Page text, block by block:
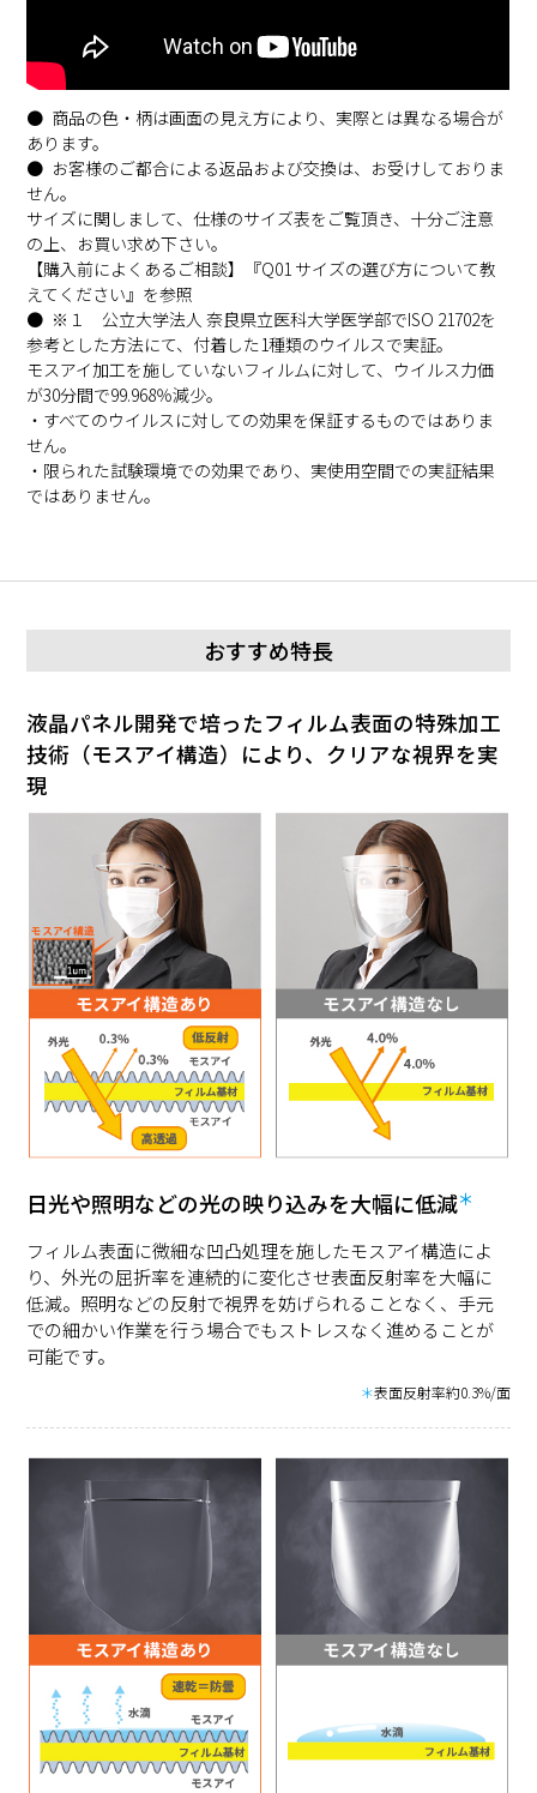
商品の色・柄は画面の見え方により、実際とは異なる場合が
あります。
お客様のご都合による返品および交換は、お受けしておりま
せん。
サイズに関しまして、仕様のサイズ表をご覧頂き、十分ご注意
の上、お買い求め下さい。
【購入前によくあるご相談】『Q01 サイズの選び方について教
えてください』 を参照
※１ 公立大学法人 奈良県立医科大学医学部でISO 21702を
参考とした方法にて、付着した1種類のウイルスで実証。
モスアイ加工を施していないフィルムに対して、ウイルス力価
が30分間で99.968％減少。
・すべてのウイルスに対しての効果を保証するものではありま
せん。
・限られた試験環境での効果であり、実使用空間での実証結果
ではありません。
おすすめ特長
液晶パネル開発で培ったフィルム表面の特殊加工
技術（モスアイ構造）により、クリアな視界を実
現
日光や照明などの光の映り込みを大幅に低減＊
フィルム表面に微細な凹凸処理を施したモスアイ構造によ
り、外光の屈折率を連続的に変化させ表面反射率を大幅に
低減。照明などの反射で視界を妨げられることなく、手元
での細かい作業を行う場合でもストレスなく進めることが
可能です。
＊表面反射率約0.3%/面